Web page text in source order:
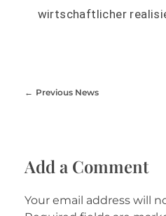
wirtschaftlicher
Previous News
Add a Comment
Your email address will